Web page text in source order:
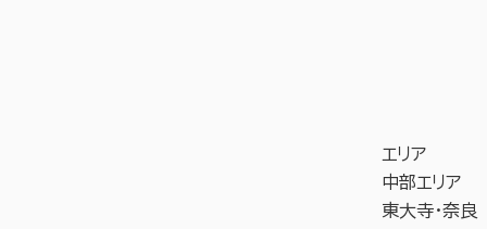
エリア
中部エリア
東大寺・奈良